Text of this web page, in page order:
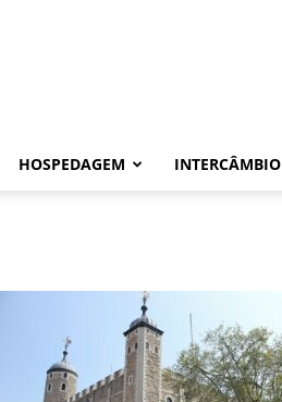
HOSPEDAGEM INTERCÂMBIO